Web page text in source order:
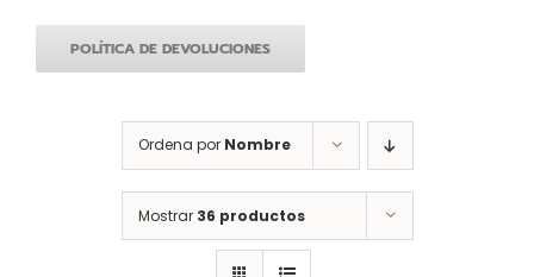
POLÍTICA DE DEVOLUCIONES
Ordena por Nombre
Mostrar 36 productos